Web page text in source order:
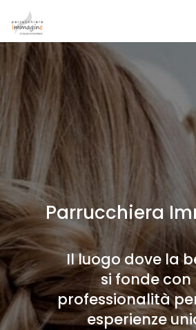
Parrucchiera
Il luogo dove la
si fonde con
professionalità
esperienze